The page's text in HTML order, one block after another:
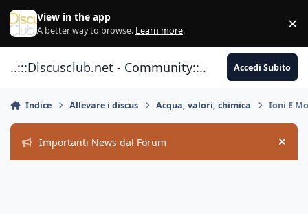
Vai al contenuto
View in the app
A better way to browse. Learn more. ×
..:::Discusclub.net - Community::.. Accedi Subito
Indice Allevare i discus Acqua, valori, chimica Ioni E
Importanti News dal Forum Hide